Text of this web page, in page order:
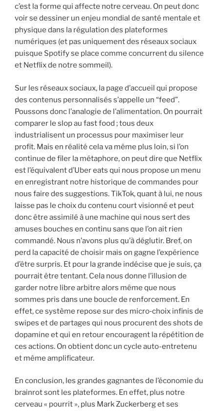
c’est la forme qui affecte notre cerveau. On peut donc
voir se dessiner un enjeu mondial de santé mentale et
physique dans la régulation des plateformes
numériques (et pas uniquement des réseaux sociaux
puisque Spotify se place comme concurrent du silence
et Netflix de notre sommeil).
Sur les réseaux sociaux, la page d’accueil qui propose
des contenus personnalisés s’appelle un “feed”.
Poussons donc l’analogie de l’alimentation. On pourrait
comparer le slop au fast food ; tous deux
industrialisent un processus pour maximiser leur
profit. Mais en réalité cela va même plus loin, si l’on
continue de filer la métaphore, on peut dire que Netflix
est l’équivalent d’Uber eats qui nous propose un menu
en enregistrant notre historique de commandes pour
nous faire des suggestions. TikTok, quant à lui, ne nous
laisse pas le choix du contenu court visionné et peut
donc être assimilé à une machine qui nous sert des
amuses bouches en continu sans que l’on ait rien
commandé. Nous n’avons plus qu’à déglutir. Bref, on
perd la capacité de choisir mais on gagne l’expérience
d’être surpris. Et pour la grande indécise que je suis, ça
pourrait être tentant. Cela nous donne l’illusion de
garder notre libre arbitre alors même que nous
sommes pris dans une boucle de renforcement. En
effet, ce système repose sur des micro‑choix infinis de
swipes et de partages qui nous procurent des shots de
dopamine et qui en retour encouragent la répétition de
ces actions. On obtient donc un cycle auto-entretenu
et même amplificateur.
En conclusion, les grandes gagnantes de l’économie du
brainrot sont les plateformes. En effet, plus notre
cerveau « pourrit », plus Mark Zuckerberg et ses